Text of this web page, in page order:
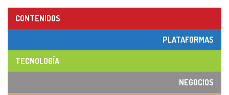
CONTENIDOS
PLATAFORMAS
TECNOLOGÍA
NEGOCIOS